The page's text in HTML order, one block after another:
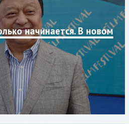
начинается. В новом